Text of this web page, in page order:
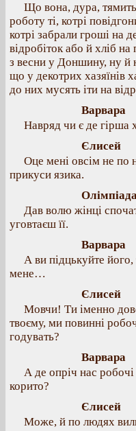
Що вона, дура,
роботу ті, котрі
котрі забрали гроші на
відробіток або й хліб
з весни у Доншину, ну
що у декотрих хазяїнів
до них мусять іти на
Варвара
Навряд чи є де гірша
Єлисей
Оце мені овсім не
прикуси язика.
Дав волю жінці
уговтаєш її.
Варвара
А ви підцькуйте
мене…
Єлисей
Мовчи! Ти іменно
твоєму, ми повинні
годувать?
Варвара
А де опріч нас
корито?
Єлисей
Може, й по людях